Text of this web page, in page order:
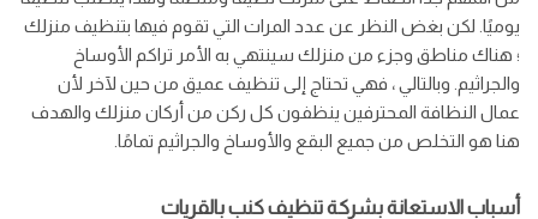
يوميًا. لكن بغض النظر عن عدد المرات التي تقوم فيها بتنظيف منزلك
؛ هناك مناطق وجزء من منزلك سينتهي به الأمر تراكم الأوساخ
والجراثيم. وبالتالي ، فهي تحتاج إلى تنظيف عميق من حين لآخر لأن
عمال النظافة المحترفين ينظفون كل ركن من أركان منزلك والهدف
هنا هو التخلص من جميع البقع والأوساخ والجراثيم تمامًا.
أسباب الاستعانة بشركة تنظيف كنب بالقريات